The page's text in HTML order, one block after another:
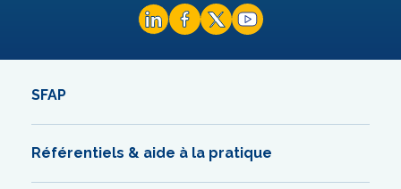
SFAP
Référentiels & aide à la pratique